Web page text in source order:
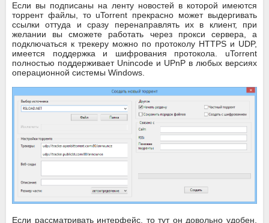
Если вы подписаны на ленту новостей в которой имеются
торрент файлы, то uTorrent прекрасно может выдергивать
ссылки оттуда и сразу перенаправлять их в клиент, при
желании вы сможете работать через прокси сервера, а
подключаться к трекеру можно по протоколу HTTPS и UDP,
имеется поддержка и шифрования протокола. uTorrent
полностью поддерживает Unincode и UPnP в любых версиях
операционной системы Windows.
Если рассматривать интерфейс, то тут он довольно удобен,